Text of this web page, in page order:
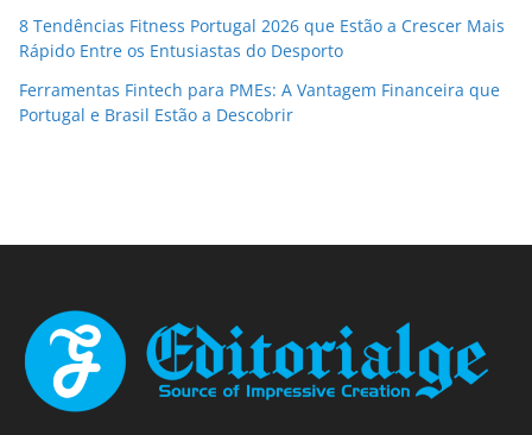
8 Tendências Fitness Portugal 2026 que Estão a Crescer Mais
Rápido Entre os Entusiastas do Desporto
Ferramentas Fintech para PMEs: A Vantagem Financeira que
Portugal e Brasil Estão a Descobrir